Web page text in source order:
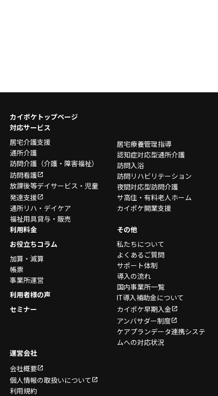
カイポケトップページ
対応サービス
居宅介護支援
通所介護
訪問介護 （介護・障害福祉）
訪問看護
放課後等デイサービス・ 児童
発達支援
通所リハ・デイケア
福祉用具貸与・販売
居宅療養管理指導
認知症対応型通所介護
訪問入浴
訪問リハビリテーション
夜間対応型訪問介護
サ高住・有料老人ホーム
カイポケ開業支援
利用料金
お役立ちコラム
加算・減算
帳票
事業所運営
利用者様の声
セミナー
その他
私たちについて
よくあるご質問
サポート体制
導入の流れ
国内事業所一覧
IT導入補助金について
カイポケ早期入金
アンバサダー制度
ケアプランデータ連携システ
ムへの対応状況
運営会社
会社概要
個人情報の取扱いについて
利用規約